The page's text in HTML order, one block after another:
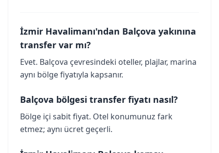
İzmir Havalimanı'ndan Balçova yakınına
transfer var mı?
Evet. Balçova çevresindeki oteller, plajlar, marina
aynı bölge fiyatıyla kapsanır.
Balçova bölgesi transfer fiyatı nasıl?
Bölge içi sabit fiyat. Otel konumunuz fark
etmez; aynı ücret geçerli.